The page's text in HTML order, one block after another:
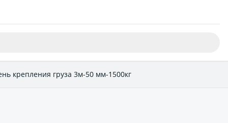
крепления груза 3м-50 мм-1500кг